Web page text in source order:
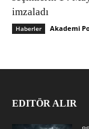
imzaladı
Haberler Akademi
EDITÖR ALIR